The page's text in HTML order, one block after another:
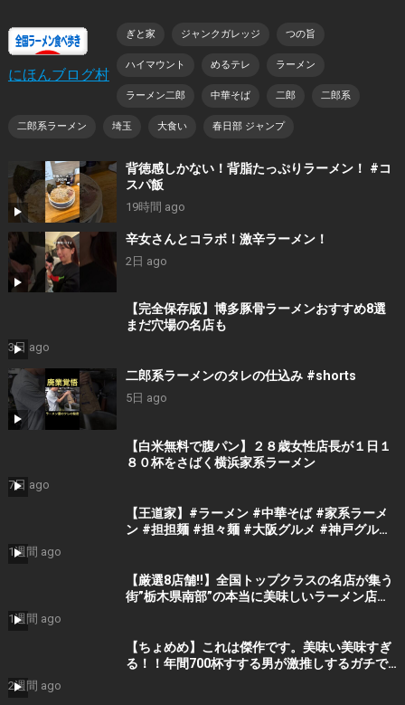
にほんブログ村
ぎと家 ジャンクガレッジ つの旨
ハイマウント めるテレ ラーメン
ラーメン二郎 中華そば 二郎 二郎系
二郎系ラーメン 埼玉 大食い 春日部 ジャンプ
背徳感しかない！背脂たっぷりラーメン！ #コ
スパ飯
19時間 ago
辛女さんとコラボ！激辛ラーメン！
2日 ago
【完全保存版】博多豚骨ラーメンおすすめ8選
まだ穴場の名店も
3日 ago
二郎系ラーメンのタレの仕込み #shorts
5日 ago
【白米無料で腹パン】２８歳女性店長が１日１
８０杯をさばく横浜家系ラーメン
7日 ago
【王道家】#ラーメン #中華そば #家系ラーメ
ン #担担麺 #担々麺 #大阪グルメ #神戸グルメ
1週間 ago
【厳選8店舗!!】全国トップクラスの名店が集う
街”栃木県南部”の本当に美味しいラーメン店を
1週間 ago
【ちょめめ】これは傑作です。美味い美味すぎ
る！！年間700杯すする男が激推しするガチで
2週間 ago